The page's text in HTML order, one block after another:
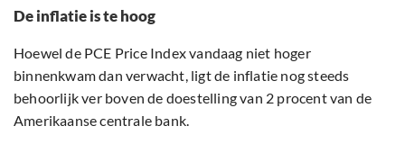
De inflatie is te hoog
Hoewel de PCE Price Index vandaag niet hoger
binnenkwam dan verwacht, ligt de inflatie nog steeds
behoorlijk ver boven de doestelling van 2 procent van de
Amerikaanse centrale bank.